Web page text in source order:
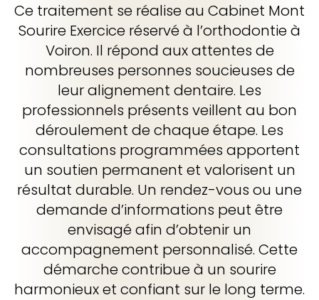
Ce traitement se réalise au Cabinet Mont
Sourire Exercice réservé à l’orthodontie à
Voiron. Il répond aux attentes de
nombreuses personnes soucieuses de
leur alignement dentaire. Les
professionnels présents veillent au bon
déroulement de chaque étape. Les
consultations programmées apportent
un soutien permanent et valorisent un
résultat durable. Un rendez-vous ou une
demande d’informations peut être
envisagé afin d’obtenir un
accompagnement personnalisé. Cette
démarche contribue à un sourire
harmonieux et confiant sur le long terme.